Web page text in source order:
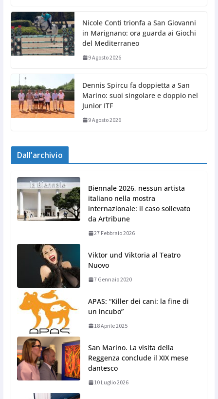
Nicole Conti trionfa a San Giovanni
in Marignano: ora guarda ai Giochi
del Mediterraneo
9 Agosto 2026
Dennis Spircu fa doppietta a San
Marino: suoi singolare e doppio nel
Junior ITF
9 Agosto 2026
Dall’archivio
Biennale 2026, nessun artista
italiano nella mostra
internazionale: il caso sollevato
da Artribune
27 Febbraio 2026
Viktor und Viktoria al Teatro
Nuovo
7 Gennaio 2020
APAS: “Killer dei cani: la fine di
un incubo”
18 Aprile 2025
San Marino. La visita della
Reggenza conclude il XIX mese
dantesco
10 Luglio 2026